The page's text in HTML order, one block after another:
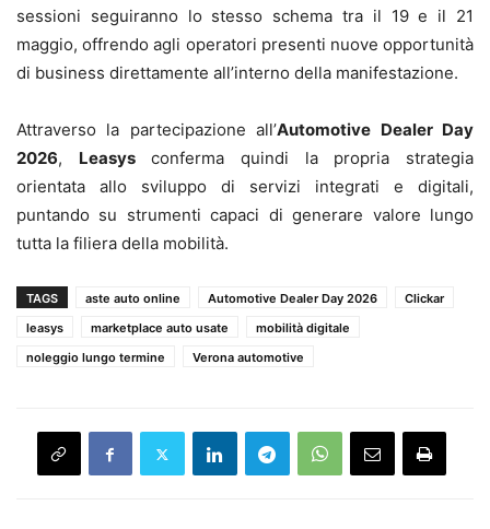
sessioni seguiranno lo stesso schema tra il 19 e il 21
maggio, offrendo agli operatori presenti nuove opportunità
di business direttamente all’interno della manifestazione.
Attraverso la partecipazione all’Automotive Dealer Day
2026, Leasysconferma quindi la propria strategia
orientata allo sviluppo di servizi integrati e digitali,
puntando su strumenti capaci di generare valore lungo
tutta la filiera della mobilità.
TAGS aste auto online Automotive Dealer Day 2026
Clickar
leasys
marketplace auto usate
mobilità digitale
noleggio lungo termine
Verona automotive